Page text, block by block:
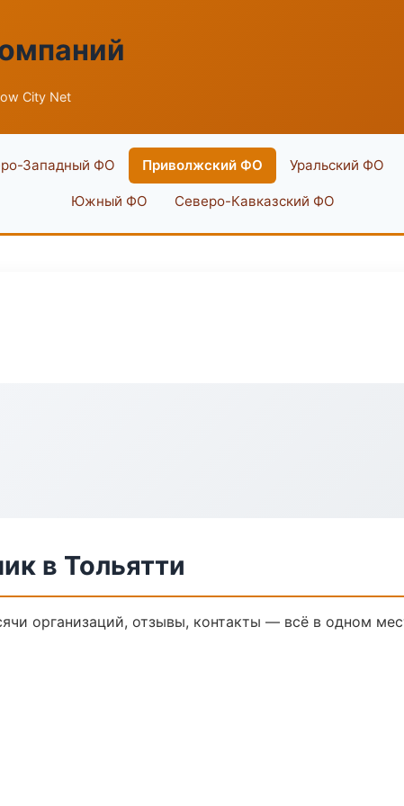
City Net
Западный ФО Приволжский ФО Уральский ФО
Южный ФО Северо-Кавказский ФО
в Тольятти
организаций, отзывы, контакты — всё в одном